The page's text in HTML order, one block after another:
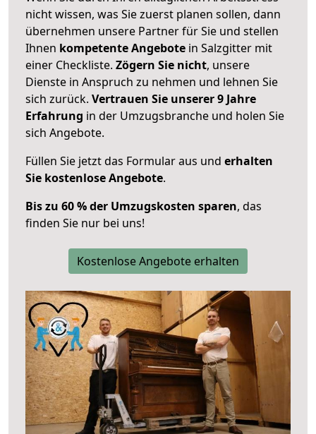
nicht wissen, was Sie zuerst planen sollen, dann
übernehmen unsere Partner für Sie und stellen
Ihnen kompetente Angebote in Salzgitter mit
einer Checkliste. Zögern Sie nicht, unsere
Dienste in Anspruch zu nehmen und lehnen Sie
sich zurück. Vertrauen Sie unserer 9 Jahre
Erfahrung in der Umzugsbranche und holen Sie
sich Angebote.
Füllen Sie jetzt das Formular aus und erhalten
Sie kostenlose Angebote.
Bis zu 60 % der Umzugskosten sparen, das
finden Sie nur bei uns!
Kostenlose Angebote erhalten